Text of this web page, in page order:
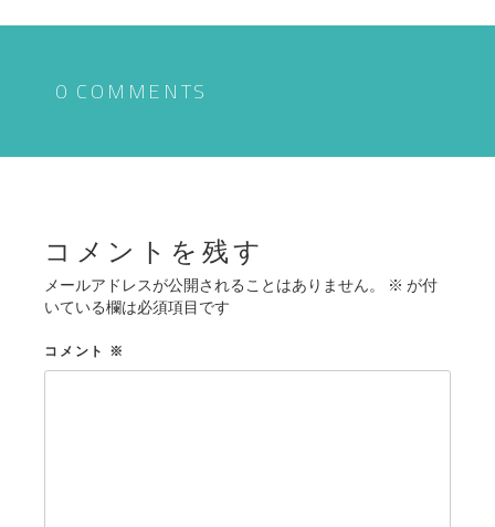
ナ
シ
0 COMMENTS
コメントを残す
メールアドレスが公開されることはありません。 ※ が付
いている欄は必須項目です
コメント ※